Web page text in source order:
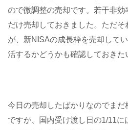
ので微調整の売却です。若干非効
だけ売却しておきました。ただ
が、新NISAの成長枠を売却して
活するかどうかも確認しておきた
今日の売却したばかりなのでまだ
ですが、国内受け渡し日の1/11